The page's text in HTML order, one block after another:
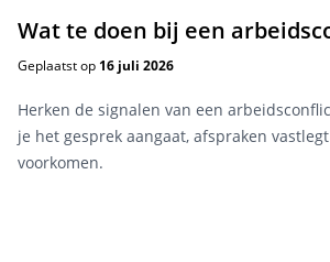
Wat te doen bij een
Geplaatst op 16 juli 2026
Herken de signalen van een
je het gesprek aangaat, afspraken
voorkomen.